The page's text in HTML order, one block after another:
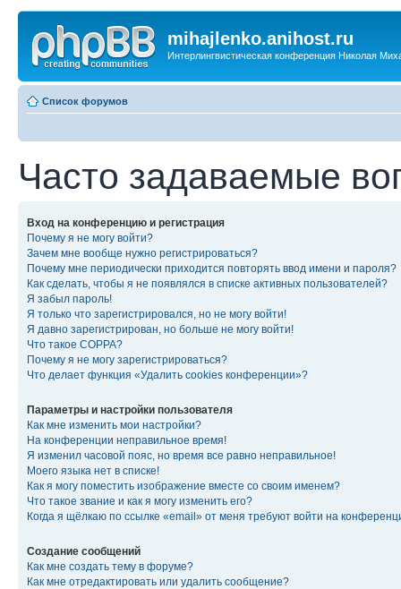
mihajlenko.anihost.ru
Интерлингвистическая конференция Николая
Список форумов
Часто задаваемые
Вход на конференцию и регистрация
Почему я не могу войти?
Зачем мне вообще нужно регистрироваться?
Почему мне периодически приходится повторять ввод имени и пароля?
Как сделать, чтобы я не появлялся в списке активных пользователей?
Я забыл пароль!
Я только что зарегистрировался, но не могу войти!
Я давно зарегистрирован, но больше не могу войти!
Что такое COPPA?
Почему я не могу зарегистрироваться?
Что делает функция «Удалить cookies конференции»?
Параметры и настройки пользователя
Как мне изменить мои настройки?
На конференции неправильное время!
Я изменил часовой пояс, но время все равно неправильное!
Моего языка нет в списке!
Как я могу поместить изображение вместе со своим именем?
Что такое звание и как я могу изменить его?
Когда я щёлкаю по ссылке «email» от меня требуют войти на
Создание сообщений
Как мне создать тему в форуме?
Как мне отредактировать или удалить сообщение?